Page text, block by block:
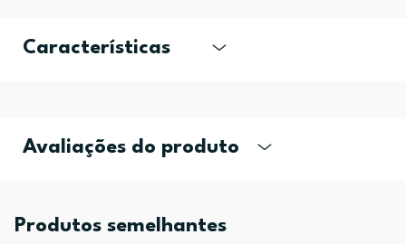
Características
Avaliações do produto
Produtos semelhantes